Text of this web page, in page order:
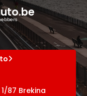
87 Brekina